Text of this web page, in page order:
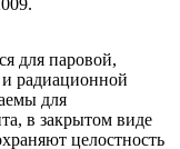
для паровой,
радиационной
для
в закрытом виде
целостность